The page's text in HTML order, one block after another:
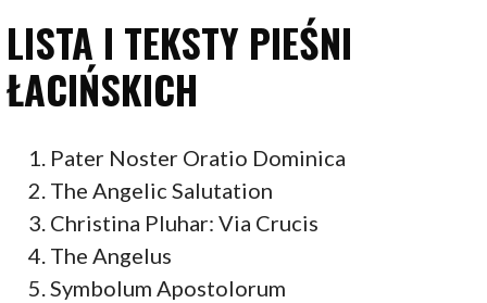
LISTA I TEKSTY PIEŚNI
ŁACIŃSKICH
Pater Noster Oratio Dominica
The Angelic Salutation
Christina Pluhar: Via Crucis
The Angelus
Symbolum Apostolorum